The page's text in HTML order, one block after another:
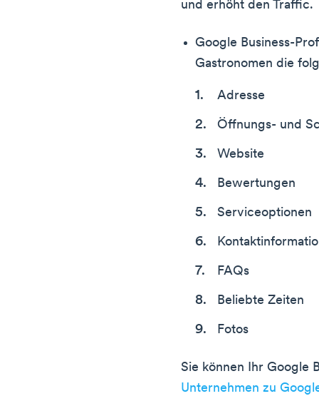
und erhöht den Traffic.
Google Business-
Gastronomen die
Adresse
Öffnungs- und
Website
Bewertungen
Serviceoptionen
FAQs
Beliebte Zeiten
Fotos
Sie können Ihr Google
Unternehmen zu